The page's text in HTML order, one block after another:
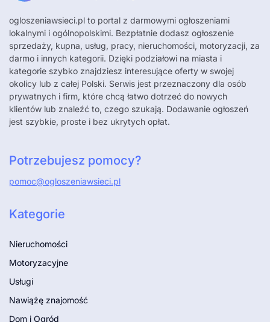
ogloszeniawsieci.pl to portal z darmowymi ogłoszeniami
lokalnymi i ogólnopolskimi. Bezpłatnie dodasz ogłoszenie
sprzedaży, kupna, usług, pracy, nieruchomości, motoryzacji, za
darmo i innych kategorii. Dzięki podziałowi na miasta i
kategorie szybko znajdziesz interesujące oferty w swojej
okolicy lub z całej Polski. Serwis jest przeznaczony dla osób
prywatnych i firm, które chcą łatwo dotrzeć do nowych
klientów lub znaleźć to, czego szukają. Dodawanie ogłoszeń
jest szybkie, proste i bez ukrytych opłat.
Potrzebujesz pomocy?
pomoc@ogloszeniawsieci.pl
Kategorie
Nieruchomości
Motoryzacyjne
Usługi
Nawiążę znajomość
Dom i Ogród